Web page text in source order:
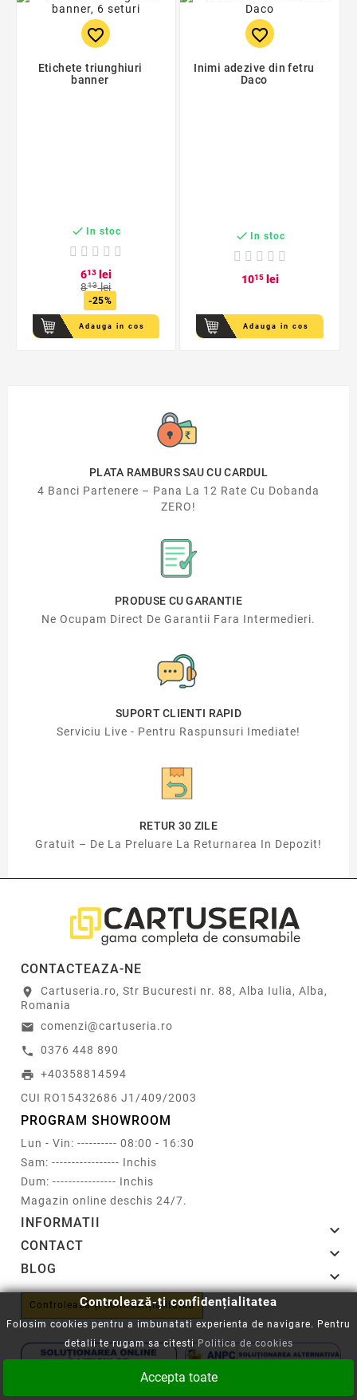
favorite_border
Etichete triunghiuri
banner
 In stoc
613lei
813lei
-25%
Adauga in cos
favorite_border
Inimi adezive din fetru
Daco
 In stoc
1015lei
Adauga in cos
PLATA RAMBURS SAU CU CARDUL
4 Banci Partenere – Pana La 12 Rate Cu Dobanda
ZERO!
PRODUSE CU GARANTIE
Ne Ocupam Direct De Garantii Fara Intermedieri.
SUPORT CLIENTI RAPID
Serviciu Live - Pentru Raspunsuri Imediate!
RETUR 30 ZILE
Gratuit – De La Preluare La Returnarea In Depozit!
CONTACTEAZA-NE
location_on
Cartuseria.ro, Str Bucuresti nr. 88, Alba Iulia, Alba,
Romania
email comenzi@cartuseria.ro
call 0376 448 890
print +40358814594
CUI RO15432686 J1/409/2003
PROGRAM SHOWROOM
Lun - Vin: ---------- 08:00 - 16:30
Sam: ----------------- Inchis
Dum: ---------------- Inchis
Magazin online deschis 24/7.
INFORMATII 
CONTACT 
BLOG 
Controlează-ți confidențialitatea
Controlează-ți confidențialitatea
Folosim cookies pentru a imbunatati experienta de navigare. Pentru
detalii te rugam sa citestiPolitica de cookies
Accepta toate